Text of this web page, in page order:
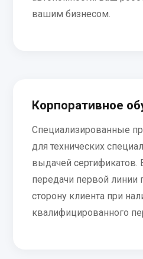
вашим бизнесом.
Корпоративное
Специализированные
для технических
выдачей сертификатов.
передачи первой линии
сторону клиента при
квалифицированного